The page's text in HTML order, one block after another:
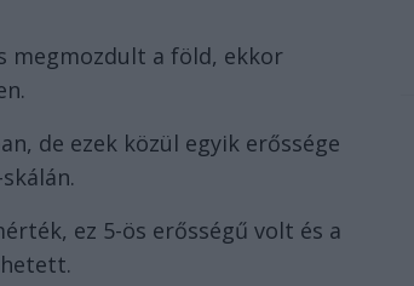
megmozdult a föld, ekkor
de ezek közül egyik erőssége
ez 5-ös erősségű volt és a